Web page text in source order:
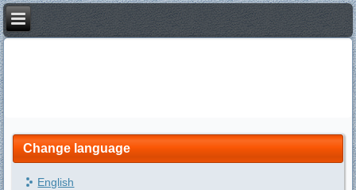
Change language
English